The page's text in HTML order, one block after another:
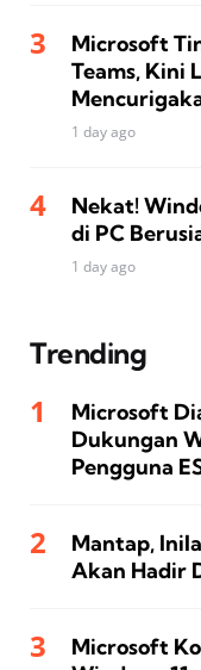
Microsoft
Teams, Kini
1 day ago
Nekat!
di PC
1 day ago
Trending
Microsoft
Dukungan
Pengguna
Mantap,
Akan Hadir
Microsoft